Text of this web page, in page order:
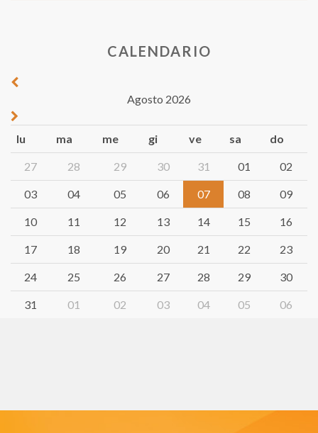
CALENDARIO
Agosto 2026
lu ma me gi ve sa do
27 28 29 30 31 01 02
03 04 05 06 07 08 09
10 11 12 13 14 15 16
17 18 19 20 21 22 23
24 25 26 27 28 29 30
31 01 02 03 04 05 06